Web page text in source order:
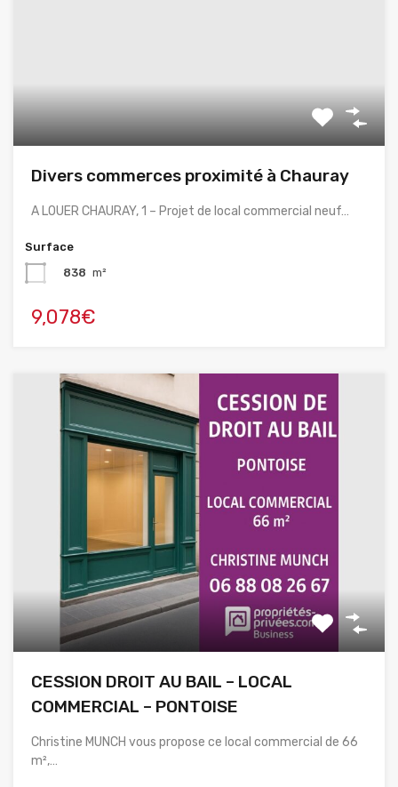
Divers commerces proximité à Chauray
A LOUER CHAURAY, 1 – Projet de local commercial neuf…
Surface
838 m²
9,078€
CESSION DROIT AU BAIL – LOCAL
COMMERCIAL – PONTOISE
Christine MUNCH vous propose ce local commercial de 66
m²,…